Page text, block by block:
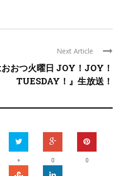
Next Article
おつ火曜日 JOY！JOY！
TUESDAY！』生放送！
+ 0 0